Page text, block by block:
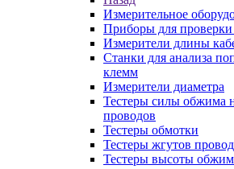
Измерительное
Приборы для
Измерители длины
Станки для анализа
клемм
Измерители диаметра
Тестеры силы обжима
проводов
Тестеры обмотки
Тестеры жгутов
Тестеры высоты